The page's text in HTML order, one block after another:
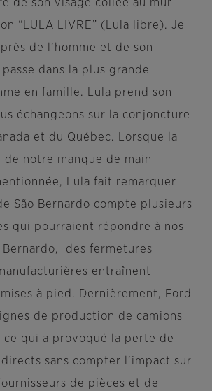
“LULA LIVRE” (Lula libre). Je
de l’homme et de son
dans la plus grande
en famille. Lula prend son
échangeons sur la conjoncture
et du Québec. Lorsque la
notre manque de main-
Lula fait remarquer
São Bernardo compte plusieurs
qui pourraient répondre à nos
Bernardo, des fermetures
entraînent
à pied. Dernièrement, Ford
de production de camions
qui a provoqué la perte de
sans compter l’impact sur
de pièces et de